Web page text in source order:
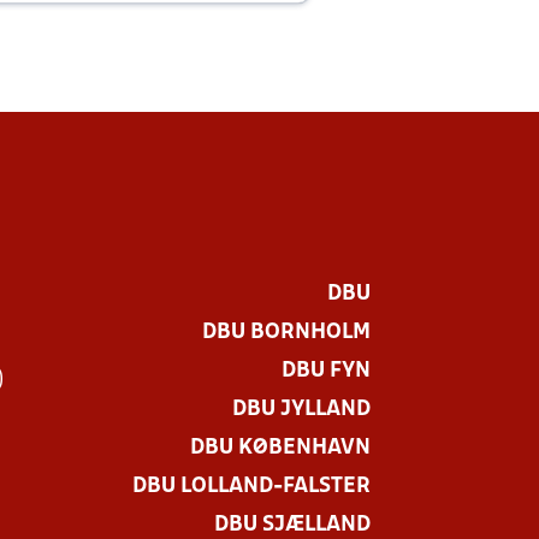
DBU
DBU BORNHOLM
DBU FYN
DBU JYLLAND
DBU KØBENHAVN
DBU LOLLAND-FALSTER
DBU SJÆLLAND